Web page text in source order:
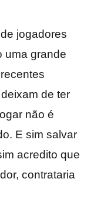
jogadores
uma grande
de ter
não é
E sim salvar
acredito que
contrataria